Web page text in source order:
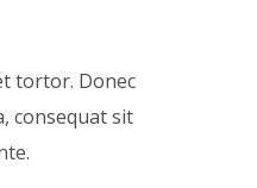
tortor. Donec
consequat sit